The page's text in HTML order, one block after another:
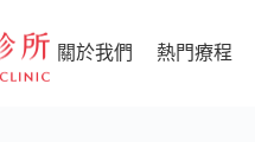
關於我們 熱門療程